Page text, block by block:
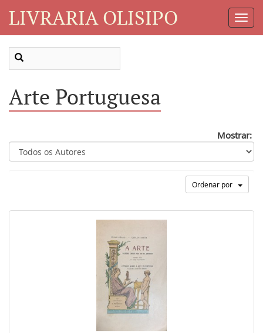
LIVRARIA OLISIPO
Arte Portuguesa
Mostrar:
Ordenar por